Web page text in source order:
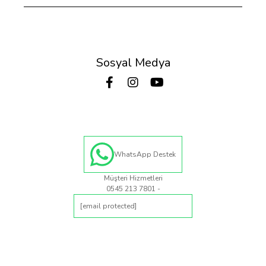
Hangi Etkinliklerde Tercih Edilmeli?
Merrell erkek outdoor ayakkabıları, geniş kullanım alanına sahiptir:
Gözde Spor’da Merrell Erkek Outdoor Ayakkabıları Sizi
Merrell erkek outdoor ayakkabılarının dayanıklılığını ve konforunu
deneyimlemek için Gözde Spor mağazalarını ziyaret edin. Gözde
Spor, geniş Merrell ürün yelpazesiyle doğa tutkunlarının ihtiyaçlarını
karşılıyor. Su geçirmez erkek botlarından trekking ayakkabılarına kadar
Sosyal Medya
WhatsApp Destek
Müşteri Hizmetleri
0545 213 7801 -
[email protected]